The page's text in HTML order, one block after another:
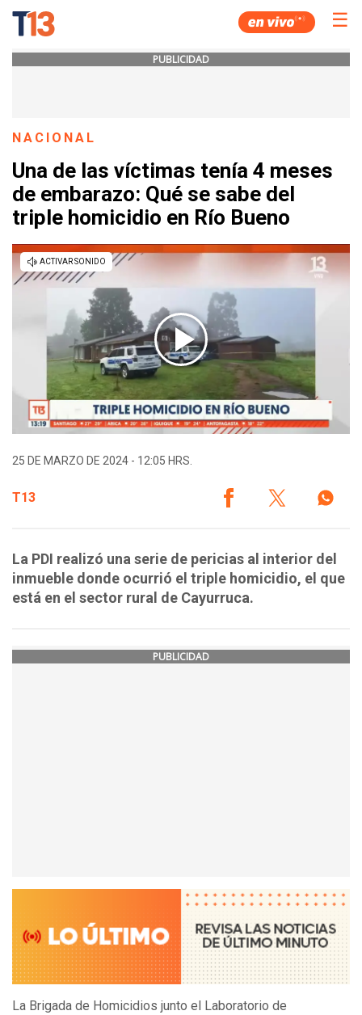
☰
PUBLICIDAD
NACIONAL
Una de las víctimas tenía 4 meses
de embarazo: Qué se sabe del
triple homicidio en Río Bueno
25 DE MARZO DE 2024 - 12:05 HRS.
T13
La PDI realizó una serie de pericias al interior del
inmueble donde ocurrió el triple homicidio, el que
está en el sector rural de Cayurruca.
PUBLICIDAD
La Brigada de Homicidios junto el Laboratorio de